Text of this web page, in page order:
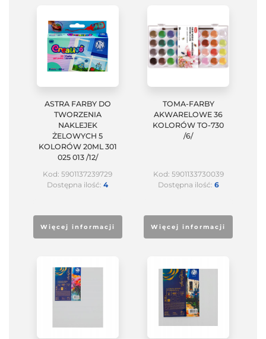
ASTRA FARBY DO
TWORZENIA
NAKLEJEK
ŻELOWYCH 5
KOLORÓW 20ML 301
025 013 /12/
Kod: 5901137239729
Dostępna ilość:4
Więcej informacji
TOMA-FARBY
AKWARELOWE 36
KOLORÓW TO-730
/6/
Kod: 5901133730039
Dostępna ilość: 6
Więcej informacji